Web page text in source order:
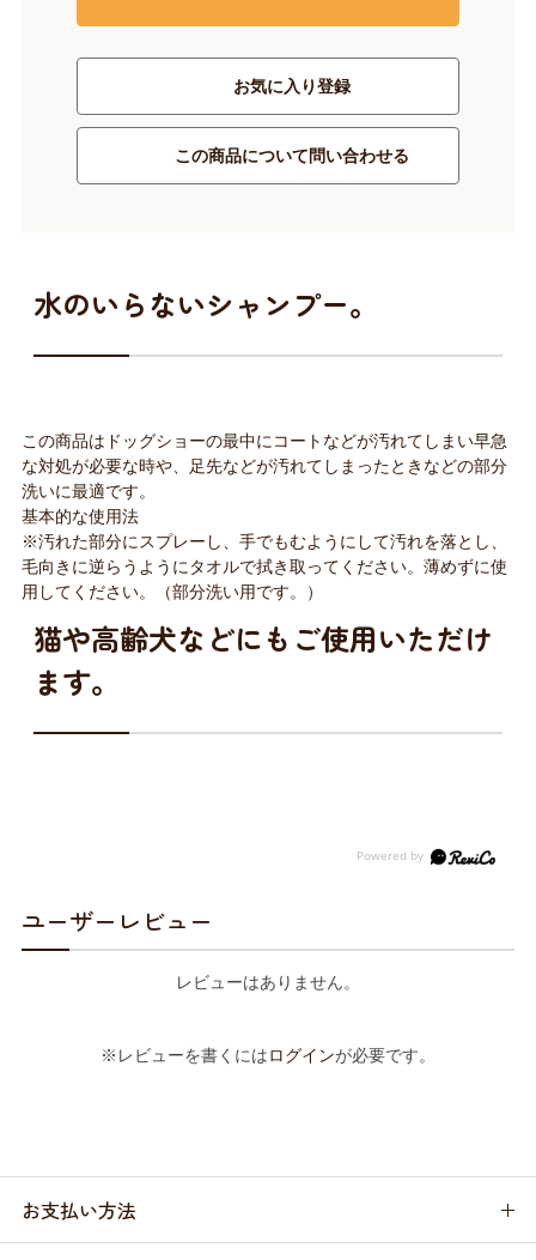
お気に入り登録
この商品について問い合わせる
水のいらないシャンプー。
この商品はドッグショーの最中にコートなどが汚れてしまい早急
な対処が必要な時や、足先などが汚れてしまったときなどの部分
洗いに最適です。
基本的な使用法
※汚れた部分にスプレーし、手でもむようにして汚れを落とし、
毛向きに逆らうようにタオルで拭き取ってください。薄めずに使
用してください。（部分洗い用です。）
猫や高齢犬などにもご使用いただけ
ます。
ユーザーレビュー
レビューはありません。
※レビューを書くにはログインが必要です。
お支払い方法